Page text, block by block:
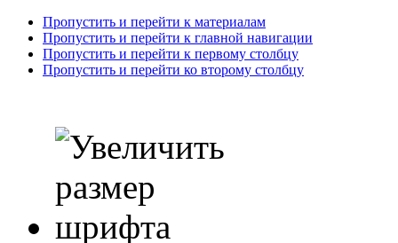
Пропустить и перейти к материалам
Пропустить и перейти к главной навигации
Пропустить и перейти к первому столбцу
Пропустить и перейти ко второму столбцу